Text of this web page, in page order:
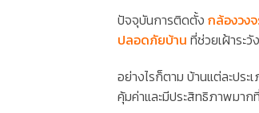
ปัจจุบันการติดตั้ง กล้องวง
ปลอดภัยบ้าน ที่ช่วยเฝ้าระ
อย่างไรก็ตาม บ้านแต่ละปร
คุ้มค่าและมีประสิทธิภาพมาก